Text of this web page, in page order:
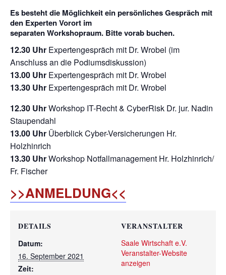
Es besteht die Möglichkeit ein persönliches Gespräch mit
den Experten Vorort im
separaten Workshopraum. Bitte vorab buchen.
12.30 Uhr Expertengespräch mit Dr. Wrobel (im
Anschluss an die Podiumsdiskussion)
13.00 Uhr Expertengespräch mit Dr. Wrobel
13.30 Uhr Expertengespräch mit Dr. Wrobel
12.30 UhrWorkshop IT-Recht & CyberRisk Dr. jur. Nadin
Staupendahl
13.00 Uhr Überblick Cyber-Versicherungen Hr.
Holzhinrich
13.30 UhrWorkshop Notfallmanagement Hr. Holzhinrich/
Fr. Fischer
>>ANMELDUNG<<
DETAILS
Datum:
16. September 2021
Zeit:
VERANSTALTER
Saale Wirtschaft e.V.
Veranstalter-Website
anzeigen